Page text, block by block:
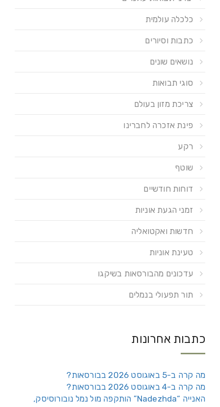
כלכלה עולמית
כתבות וסיורים
נושאים שונים
סוגי תבואות
צריכת מזון בעולם
פינת אזכרה לחברינו
רקע
שוטף
דוחות חודשיים
זמני הגעת אוניות
חדשות ואקטואליה
טעינת אוניות
עדכונים מהבורסאות בשיקגו
תור תפעולי בנמלים
כתבות אחרונות
מה קרה ב-5 באוגוסט 2026 בבורסאות?
מה קרה ב-4 באוגוסט 2026 בבורסאות?
האנייה “Nadezhda” הותקפה מול נמל נובורוסיסק,